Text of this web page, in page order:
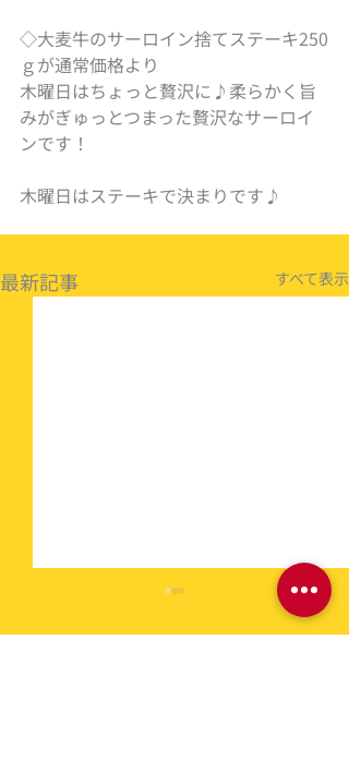
◇大麦牛のサーロイン捨てステーキ250
ｇが通常価格より
木曜日はちょっと贅沢に♪柔らかく旨
みがぎゅっとつまった贅沢なサーロイ
ンです！
木曜日はステーキで決まりです♪
最新記事 すべて表示